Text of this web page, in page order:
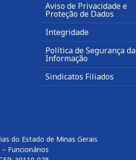
Aviso de Privacidade e
Proteção de Dados
Integridade
Política de Segurança da
Informação
Sindicatos Filiados
do Estado de Minas Gerais
Funcionários